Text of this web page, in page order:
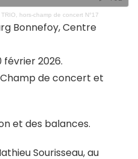
hors-champ de concert N°17
Bonnefoy, Centre
2026.
Champ de concert et
et des balances.
Sourisseau, au